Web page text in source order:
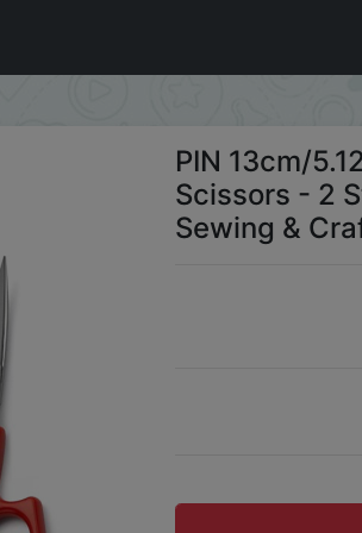
- 2 Styles (Straight & Curved
PIN 13cm/
Scissors - 2
Sewing &